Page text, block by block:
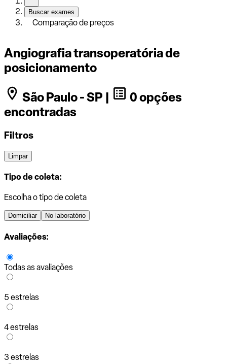
Buscar exames
Comparação de preços
Angiografia transoperatória de
posicionamento
São Paulo - SP |
0 opções
encontradas
Filtros
Limpar
Tipo de coleta:
Escolha o tipo de coleta
Domiciliar No laboratório
Avaliações:
Todas as avaliações
5 estrelas
4 estrelas
3 estrelas